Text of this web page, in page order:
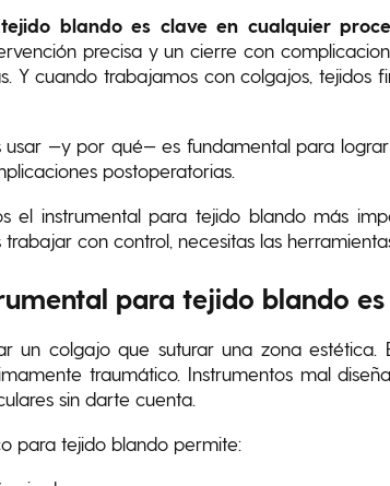
blando es clave en cualquier
precisa y un cierre con
Y cuando trabajamos con colgajos, tejidos
usar —y por qué— es fundamental para
postoperatorias.
el instrumental para tejido blando más
trabajar con control, necesitas las
para tejido blando
un colgajo que suturar una zona
traumático. Instrumentos mal
sin darte cuenta.
para tejido blando permite: